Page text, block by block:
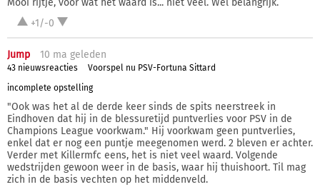
Mooi rijtje, voor wat het waard is... niet veel. Wel belangrijk.
+1/-0
Jump 10 ma geleden
43 nieuwsreacties
Voorspel nu PSV-Fortuna Sittard
incomplete opstelling
"Ook was het al de derde keer sinds de spits neerstreek in
Eindhoven dat hij in de blessuretijd puntverlies voor PSV in de
Champions League voorkwam." Hij voorkwam geen puntverlies,
enkel dat er nog een puntje meegenomen werd. 2 bleven er achter.
Verder met Killermfc eens, het is niet veel waard. Volgende
wedstrijden gewoon weer in de basis, waar hij thuishoort. Til mag
zich in de basis vechten op het middenveld.